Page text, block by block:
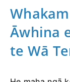
Āwhina
te Wā